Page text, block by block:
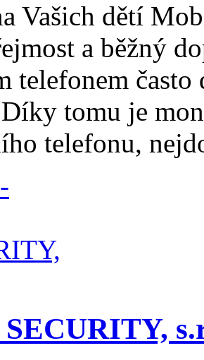
Vašich dětí
a běžný
telefonem
Díky tomu je
telefonu,
SECURITY,